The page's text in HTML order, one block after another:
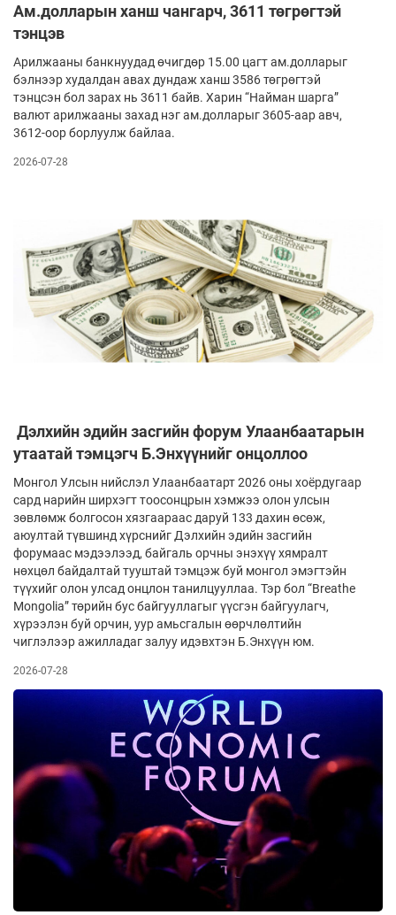
Ам.долларын ханш чангарч, 3611 төгрөгтэй
тэнцэв
Арилжааны банкнуудад өчигдөр 15.00 цагт ам.долларыг
бэлнээр худалдан авах дундаж ханш 3586 төгрөгтэй
тэнцсэн бол зарах нь 3611 байв. Харин “Найман шарга”
валют арилжааны захад нэг ам.долларыг 3605-аар авч,
3612-оор борлуулж байлаа.
2026-07-28
Дэлхийн эдийн засгийн форум Улаанбаатарын
утаатай тэмцэгч Б.Энхүүнийг онцоллоо
Монгол Улсын нийслэл Улаанбаатарт 2026 оны хоёрдугаар
сард нарийн ширхэгт тоосонцрын хэмжээ олон улсын
зөвлөмж болгосон хязгаараас даруй 133 дахин өсөж,
аюултай түвшинд хүрснийг Дэлхийн эдийн засгийн
форумаас мэдээлээд, байгаль орчны энэхүү хямралт
нөхцөл байдалтай тууштай тэмцэж буй монгол эмэгтэйн
түүхийг олон улсад онцлон танилцууллаа. Тэр бол “Breathe
Mongolia” төрийн бус байгууллагыг үүсгэн байгуулагч,
хүрээлэн буй орчин, уур амьсгалын өөрчлөлтийн
чиглэлээр ажилладаг залуу идэвхтэн Б.Энхүүн юм.
2026-07-28